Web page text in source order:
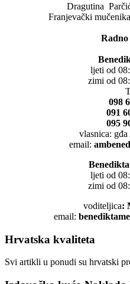
Dragutina
Franjevački
ljeti od
zimi od
098
091
095
vlasnica:
email:
ljeti od
zimi od
voditeljica:
email:
Hrvatska kvaliteta
Svi artikli u ponudi su hrvatski